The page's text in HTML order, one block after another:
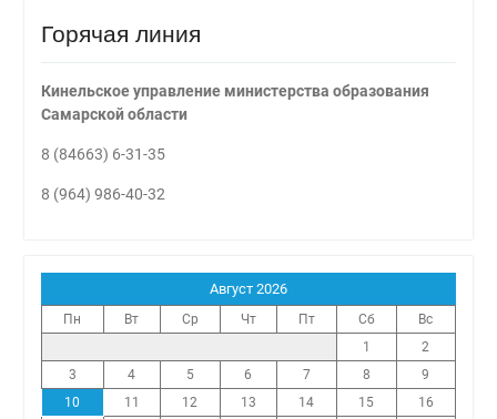
Горячая линия
Кинельское управление министерства образования
Самарской области
8 (84663) 6-31-35
8 (964) 986-40-32
Август 2026
Пн Вт Ср Чт Пт Сб
Вс
1
2
3
4 5 6 7 8
9
10
11 12 13 14 15
16